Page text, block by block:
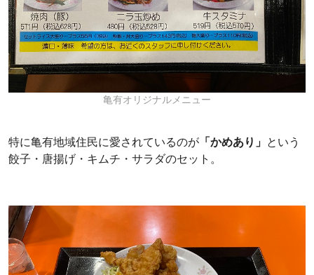
亀有オリジナルメニュー
特に亀有地域住民に愛されているのが 「かめあり」 という
餃子・唐揚げ・キムチ・サラダのセット。